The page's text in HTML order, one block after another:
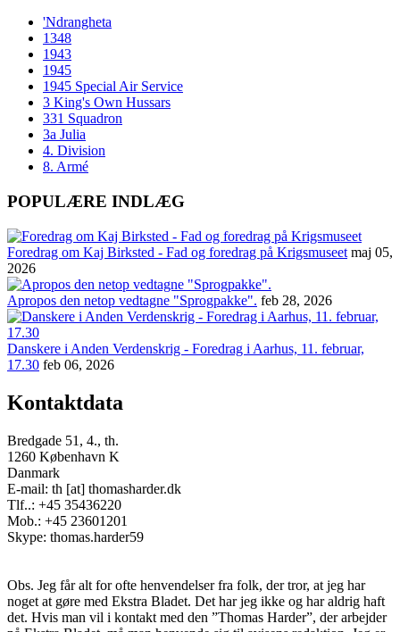
'Ndrangheta
1348
1943
1945
1945 Special Air Service
3 King's Own Hussars
331 Squadron
3a Julia
4. Division
8. Armé
POPULÆRE INDLÆG
Foredrag om Kaj Birksted - Fad og foredrag på Krigsmuseet maj 05,
2026
Apropos den netop vedtagne "Sprogpakke". feb 28, 2026
Danskere i Anden Verdenskrig - Foredrag i Aarhus, 11. februar,
17.30 feb 06, 2026
Kontaktdata
Bredgade 51, 4., th.
1260 København K
Danmark
E-mail: th [at] thomasharder.dk
Tlf..: +45 35436220
Mob.: +45 23601201
Skype: thomas.harder59
Obs. Jeg får alt for ofte henvendelser fra folk, der tror, at jeg har
noget at gøre med Ekstra Bladet. Det har jeg ikke og har aldrig haft
det. Hvis man vil i kontakt med den ”Thomas Harder”, der arbejder